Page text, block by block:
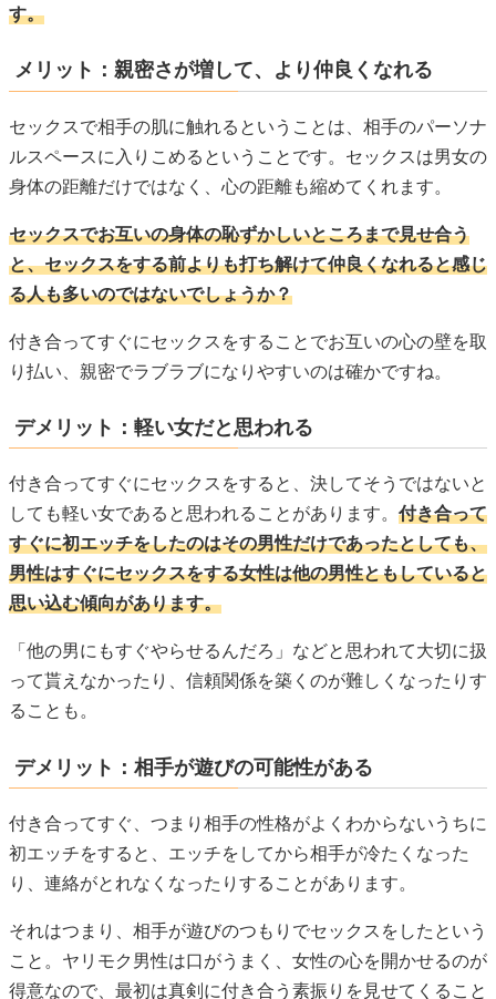
す。
メリット：親密さが増して、より仲良くなれる
セックスで相手の肌に触れるということは、相手のパーソナ
ルスペースに入りこめるということです。セックスは男女の
身体の距離だけではなく、心の距離も縮めてくれます。
セックスでお互いの身体の恥ずかしいところまで見せ合う
と、セックスをする前よりも打ち解けて仲良くなれると感じ
る人も多いのではないでしょうか？
付き合ってすぐにセックスをすることでお互いの心の壁を取
り払い、親密でラブラブになりやすいのは確かですね。
デメリット：軽い女だと思われる
付き合ってすぐにセックスをすると、決してそうではないと
しても軽い女であると思われることがあります。 付き合って
すぐに初エッチをしたのはその男性だけであったとしても、
男性はすぐにセックスをする女性は他の男性ともしていると
思い込む傾向があります。
「他の男にもすぐやらせるんだろ」などと思われて大切に扱
って貰えなかったり、信頼関係を築くのが難しくなったりす
ることも。
デメリット：相手が遊びの可能性がある
付き合ってすぐ、つまり相手の性格がよくわからないうちに
初エッチをすると、エッチをしてから相手が冷たくなった
り、連絡がとれなくなったりすることがあります。
それはつまり、相手が遊びのつもりでセックスをしたという
こと。ヤリモク男性は口がうまく、女性の心を開かせるのが
得意なので、最初は真剣に付き合う素振りを見せてくること